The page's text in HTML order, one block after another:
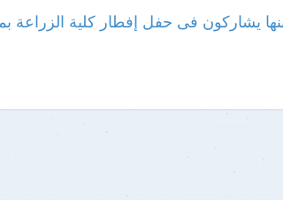
يشاركون فى حفل إفطار كلية الزراعة